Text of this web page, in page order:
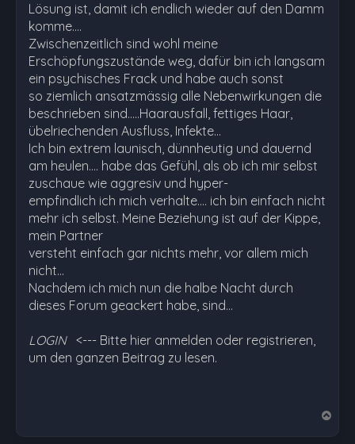
Lösung ist, damit ich endlich wieder auf den Damm
komme....
Zwischenzeitlich sind wohl meine
Erschöpfungszustände weg, dafür bin ich langsam
ein psychisches Frack und habe auch sonst
so ziemlich ansatzmässig alle Nebenwirkungen die
beschrieben sind.....Haarausfall, fettiges Haar,
übelriechenden Ausfluss, Infekte...
Ich bin extrem launisch, dünnheutig und dauernd
am heulen.... habe das Gefühl, als ob ich mir selbst
zuschaue wie aggresiv und hyper-
empfindlich ich mich verhalte.... ich bin einfach nicht
mehr ich selbst. Meine Beziehung ist auf der Kippe,
mein Partner
versteht einfach gar nichts mehr, vor allem mich
nicht...
Nachdem ich mich nun die halbe Nacht durch
dieses Forum geackert habe, sind…
LOGIN <--- Bitte hier anmelden oder registrieren,
um den ganzen Beitrag zu lesen.